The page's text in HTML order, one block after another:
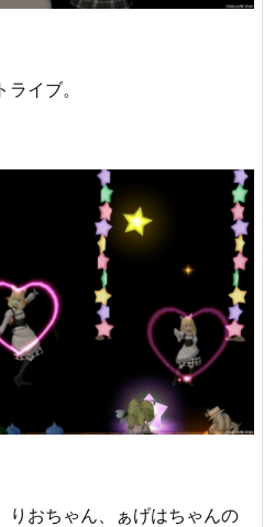
イブ。
おちゃん、ぁげはちゃんの